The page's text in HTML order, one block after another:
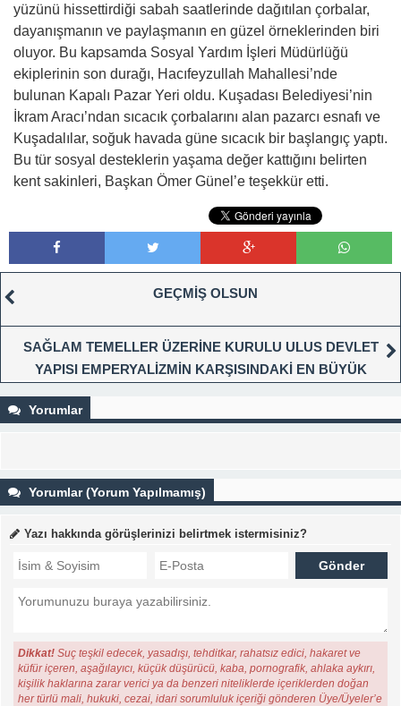
yüzünü hissettirdiği sabah saatlerinde dağıtılan çorbalar,
dayanışmanın ve paylaşmanın en güzel örneklerinden biri
oluyor. Bu kapsamda Sosyal Yardım İşleri Müdürlüğü
ekiplerinin son durağı, Hacıfeyzullah Mahallesi’nde
bulunan Kapalı Pazar Yeri oldu. Kuşadası Belediyesi’nin
İkram Aracı’ndan sıcacık çorbalarını alan pazarcı esnafı ve
Kuşadalılar, soğuk havada güne sıcacık bir başlangıç yaptı.
Bu tür sosyal desteklerin yaşama değer kattığını belirten
kent sakinleri, Başkan Ömer Günel’e teşekkür etti.
GEÇMİŞ OLSUN
SAĞLAM TEMELLER ÜZERİNE KURULU ULUS DEVLET
YAPISI EMPERYALİZMİN KARŞISINDAKİ EN BÜYÜK
Yorumlar
Yorumlar (Yorum Yapılmamış)
Yazı hakkında görüşlerinizi belirtmek istermisiniz?
Dikkat! Suç teşkil edecek, yasadışı, tehditkar, rahatsız edici, hakaret ve
küfür içeren, aşağılayıcı, küçük düşürücü, kaba, pornografik, ahlaka aykırı,
kişilik haklarına zarar verici ya da benzeri niteliklerde içeriklerden doğan
her türlü mali, hukuki, cezai, idari sorumluluk içeriği gönderen Üye/Üyeler’e